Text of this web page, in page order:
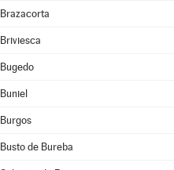
Brazacorta
Briviesca
Bugedo
Buniel
Burgos
Busto de Bureba